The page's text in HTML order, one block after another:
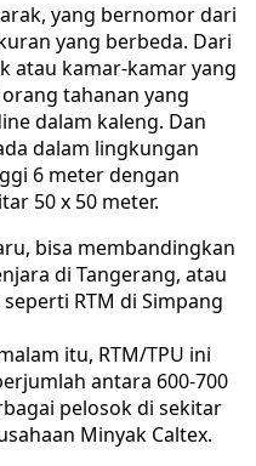
yang bernomor dari
yang berbeda. Dari
atau kamar-kamar yang
tahanan yang
dalam kaleng. Dan
dalam lingkungan
6 meter dengan
50 x 50 meter.
bisa membandingkan
di Tangerang, atau
RTM di Simpang
itu, RTM/TPU ini
antara 600-700
pelosok di sekitar
Minyak Caltex.